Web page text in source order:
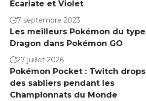
Écarlate et Violet
7 septembre 2023
Les meilleurs Pokémon du type
Dragon dans Pokémon GO
27 juillet 2026
Pokémon Pocket : Twitch drops
des sabliers pendant les
Championnats du Monde